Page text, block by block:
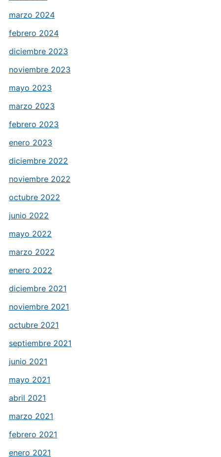
marzo 2024
febrero 2024
diciembre 2023
noviembre 2023
mayo 2023
marzo 2023
febrero 2023
enero 2023
diciembre 2022
noviembre 2022
octubre 2022
junio 2022
mayo 2022
marzo 2022
enero 2022
diciembre 2021
noviembre 2021
octubre 2021
septiembre 2021
junio 2021
mayo 2021
abril 2021
marzo 2021
febrero 2021
enero 2021